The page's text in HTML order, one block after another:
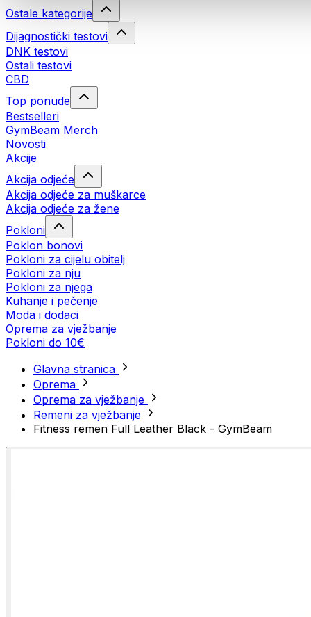
Ostale kategorije
Dijagnostički testovi
DNK testovi
Ostali testovi
CBD
Top ponude
Bestselleri
GymBeam Merch
Novosti
Akcije
Akcija odjeće
Akcija odjeće za muškarce
Akcija odjeće za žene
Pokloni
Poklon bonovi
Pokloni za cijelu obitelj
Pokloni za nju
Pokloni za njega
Kuhanje i pečenje
Moda i dodaci
Oprema za vježbanje
Pokloni do 10€
Glavna stranica
Oprema
Oprema za vježbanje
Remeni za vježbanje
Fitness remen Full Leather Black - GymBeam